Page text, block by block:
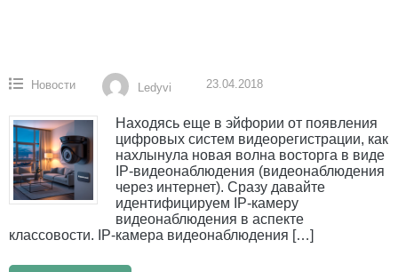
Новости Ledyvi 23.04.2018
Находясь еще в эйфории от появления
цифровых систем видеорегистрации, как
нахлынула новая волна восторга в виде
IP-видеонаблюдения (видеонаблюдения
через интернет). Сразу давайте
идентифицируем IP-камеру
видеонаблюдения в аспекте
классовости. IP-камера видеонаблюдения […]